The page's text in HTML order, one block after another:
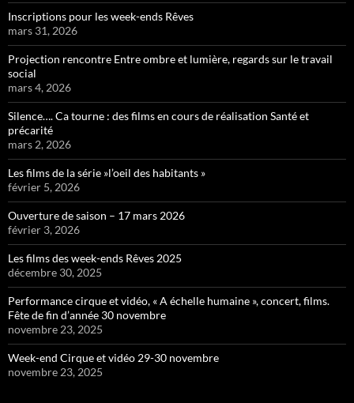
Inscriptions pour les week-ends Rêves
mars 31, 2026
Projection rencontre Entre ombre et lumière, regards sur le travail
social
mars 4, 2026
Silence…. Ca tourne : des films en cours de réalisation Santé et
précarité
mars 2, 2026
Les films de la série »l’oeil des habitants »
février 5, 2026
Ouverture de saison – 17 mars 2026
février 3, 2026
Les films des week-ends Rêves 2025
décembre 30, 2025
Performance cirque et vidéo, « A échelle humaine », concert, films.
Fête de fin d’année 30 novembre
novembre 23, 2025
Week-end Cirque et vidéo 29-30 novembre
novembre 23, 2025